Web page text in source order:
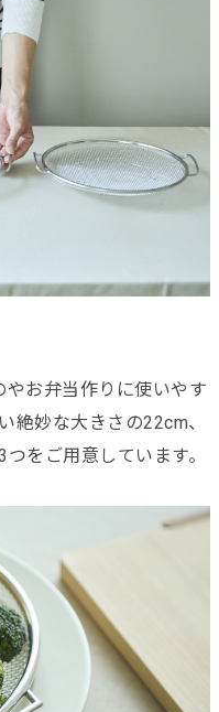
お弁当作りに使いやす
絶妙な大きさの22cm、
をご用意しています。